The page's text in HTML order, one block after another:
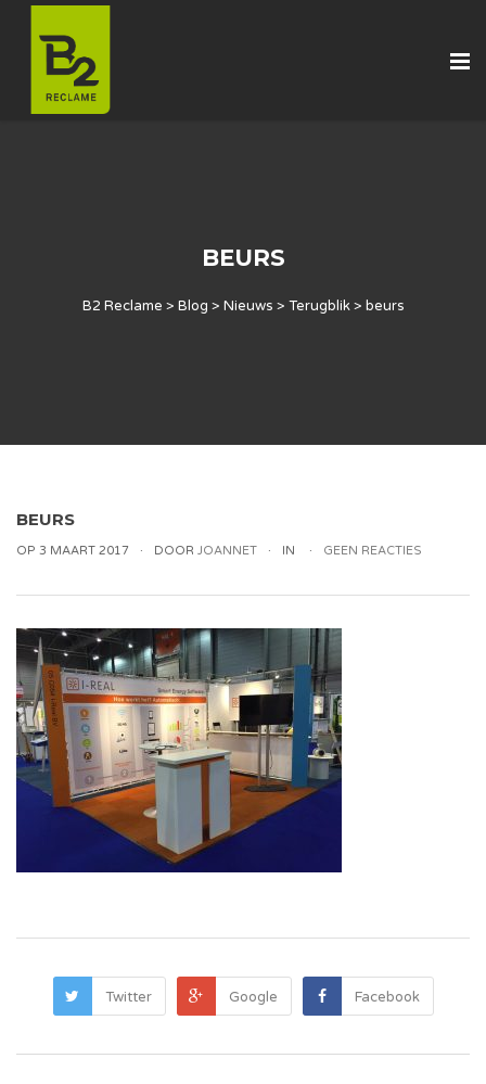
BEURS
B2 Reclame > Blog > Nieuws > Terugblik> beurs
BEURS
OP 3 MAART 2017 DOOR JOANNET IN GEEN REACTIES
Twitter Google Facebook